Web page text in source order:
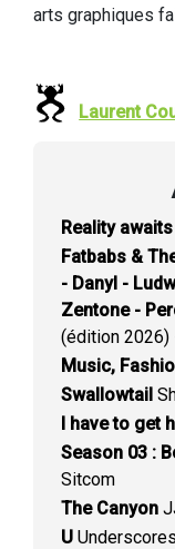
arts graphiques
Laurent
Reality awaits
Fatbabs &
- Danyl -
Zentone -
(édition 2026)
Music,
Swallowtail
I have to get
Season 03 :
Sitcom
The Canyon
U Underscores